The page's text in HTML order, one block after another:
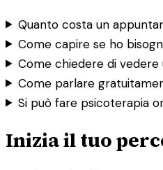
Quanto costa un
Come capire se ho
Come chiedere di vedere
Come parlare
Si può fare psicoterapia
Inizia il tuo